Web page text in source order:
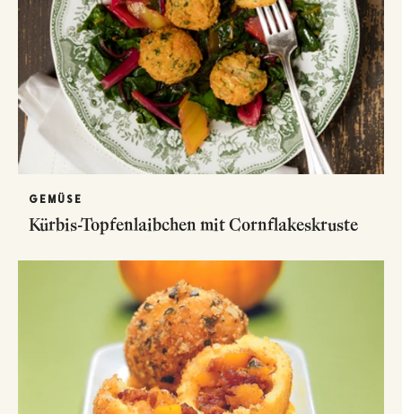
GEMÜSE
Kürbis-Topfenlaibchen mit Cornflakeskruste